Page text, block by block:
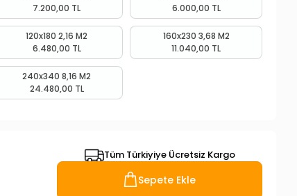
7.200,00 TL
6.000,00 TL
120x180 2,16 M2
6.480,00 TL
160x230 3,68 M2
11.040,00 TL
240x340 8,16 M2
24.480,00 TL
Tüm Türkiyiye Ücretsiz Kargo
Sepete Ekle